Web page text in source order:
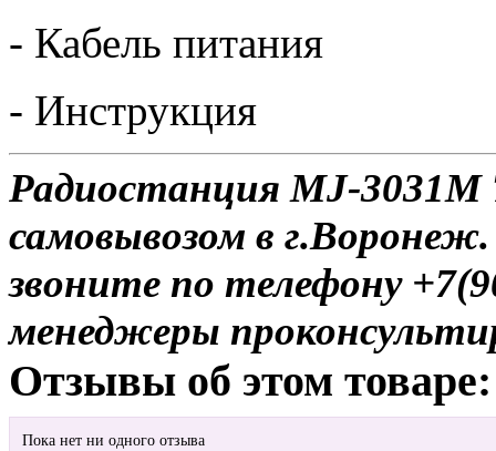
- Кабель питания
- Инструкция
Радиостанция MJ-
самовывозом в
звоните по телефону
менеджеры
Отзывы об этом товаре:
Пока нет ни одного отзыва